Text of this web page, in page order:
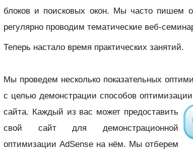
блоков и поисковых окон. Мы часто пишем
регулярно проводим тематические веб-
Теперь настало время практических занятий.
Мы проведем несколько показательных
с целью демонстрации способов
сайта. Каждый из вас может предоставить
свой сайт для демонстрационной
оптимизации AdSense на нём. Мы отберем